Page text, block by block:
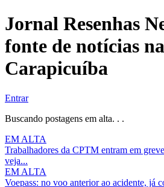
Jornal Resenhas
fonte de notícias
Carapicuíba
Entrar
Buscando postagens em alta. . .
EM ALTA
Trabalhadores da CPTM entram em
veja...
EM ALTA
Voepass: no voo anterior ao acidente, já